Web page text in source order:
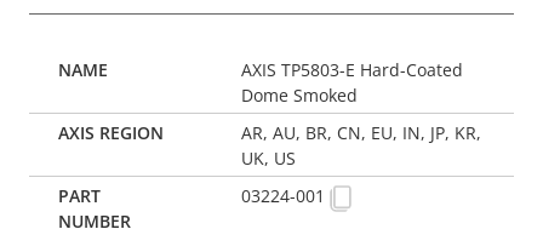
AXIS TP5803-E Hard-Coated
Dome Smoked
AR, AU, BR, CN, EU, IN, JP, KR,
UK, US
03224-001